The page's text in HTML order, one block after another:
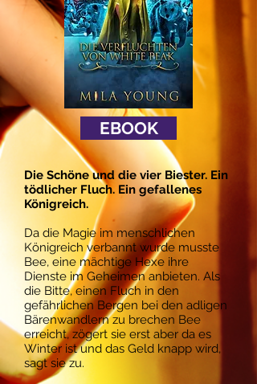
EBOOK
Die Schöne und die vier Biester. Ein
tödlicher Fluch. Ein gefallenes
Königreich.
Da die Magie im menschlichen
Königreich verbannt wurde musste
Bee, eine mächtige Hexe ihre
Dienste im Geheimen anbieten. Als
die Bitte, einen Fluch in den
gefährlichen Bergen bei den adligen
Bärenwandlern zu brechen Bee
erreicht, zögert sie erst aber da es
Winter ist und das Geld knapp wird,
sagt sie zu.